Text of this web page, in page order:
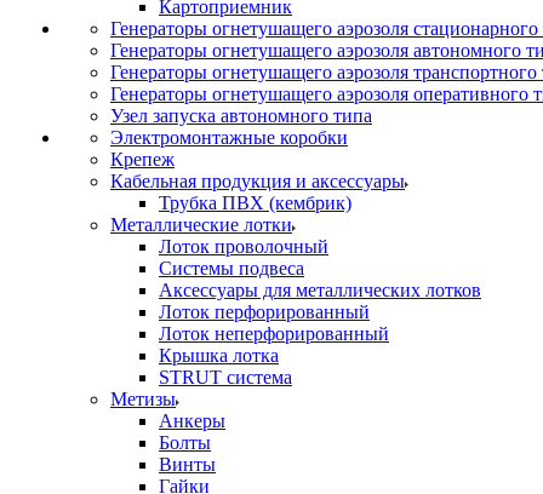
Картоприемник
Генераторы огнетушащего аэрозоля стационарного
Генераторы огнетушащего аэрозоля автономного
Генераторы огнетушащего аэрозоля транспортного
Генераторы огнетушащего аэрозоля оперативного
Узел запуска автономного типа
Электромонтажные коробки
Крепеж
Кабельная продукция и аксессуары
Трубка ПВХ (кембрик)
Металлические лотки
Лоток проволочный
Системы подвеса
Аксессуары для металлических лотков
Лоток перфорированный
Лоток неперфорированный
Крышка лотка
STRUT система
Метизы
Анкеры
Болты
Винты
Гайки